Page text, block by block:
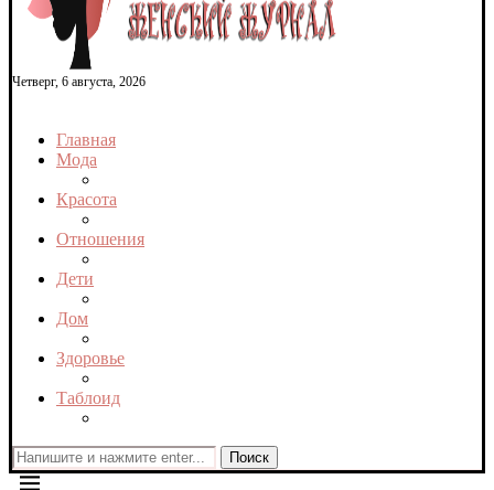
Четверг, 6 августа, 2026
Главная
Мода
Красота
Отношения
Дети
Дом
Здоровье
Таблоид
Поиск